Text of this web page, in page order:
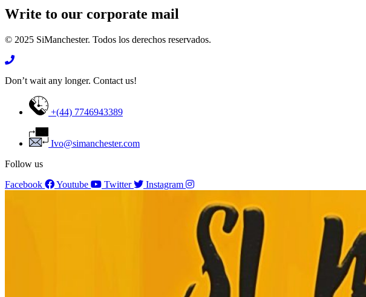
Write to our corporate mail
© 2025 SiManchester. Todos los derechos reservados.
Don’t wait any longer. Contact us!
+(44) 7746943389
Ivo@simanchester.com
Follow us
Facebook
Youtube Twitter Instagram